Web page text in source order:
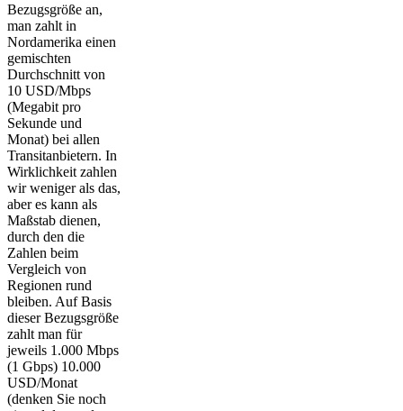
Bezugsgröße an,
man zahlt in
Nordamerika einen
gemischten
Durchschnitt von
10 USD/Mbps
(Megabit pro
Sekunde und
Monat) bei allen
Transitanbietern. In
Wirklichkeit zahlen
wir weniger als das,
aber es kann als
Maßstab dienen,
durch den die
Zahlen beim
Vergleich von
Regionen rund
bleiben. Auf Basis
dieser Bezugsgröße
zahlt man für
jeweils 1.000 Mbps
(1 Gbps) 10.000
USD/Monat
(denken Sie noch